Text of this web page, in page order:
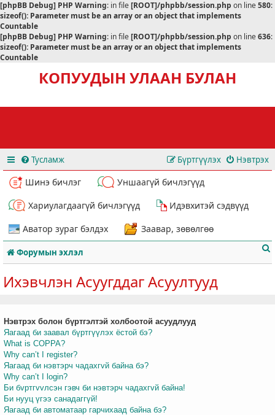
[phpBB Debug] PHP Warning: in file[ROOT]/phpbb/session.php on line580:
sizeof(): Parameter must be an array or an object that implements
Countable
[phpBB Debug] PHP Warning: in file[ROOT]/phpbb/session.php on line636:
sizeof(): Parameter must be an array or an object that implements
Countable
КОПУУДЫН УЛААН БУЛАН
Тусламж Нэвтрэх
Бүртгүүлэх
Шинэ бичлэг
Уншаагүй бичлэгүүд
Хариулагдаагүй бичлэгүүд
Идэвхитэй сэдвүүд
Аватор зураг бэлдэх
Заавар, зөвөлгөө
Форумын эхлэл
Ихэвчлэн Асуугддаг Асуултууд
Нэвтрэх болон бүртгэлтэй холбоотой асуудлууд
Яагаад би заавал бүртгүүлэх ёстой бэ?
What is COPPA?
Why can’t I register?
Яагаад би нэвтэрч чадахгvй байна бэ?
Why can’t I login?
Би бvртгvvлсэн гэвч би нэвтэрч чадахгvй байна!
Би нууц үгээ санадаггүй!
Яагаад би автоматаар гарчихаад байна бэ?